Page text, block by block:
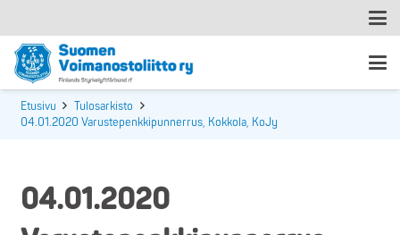
Etusivu
Tulosarkisto
04.01.2020 Varustepenkkipunnerrus, Kokkola, KoJy
04.01.2020